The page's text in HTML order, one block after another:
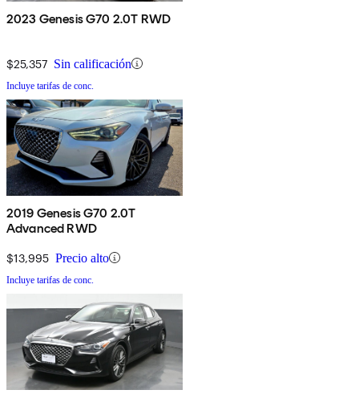
2023 Genesis G70 2.0T RWD
$25,357 Sin calificación
Incluye tarifas de conc.
2019 Genesis G70 2.0T
Advanced RWD
$13,995 Precio alto
Incluye tarifas de conc.